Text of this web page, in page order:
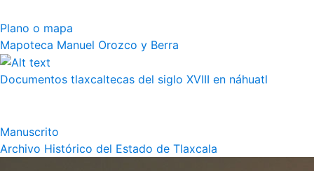
Plano o mapa
Mapoteca Manuel Orozco y Berra
Documentos tlaxcaltecas del siglo XVIII en náhuatl
Manuscrito
Archivo Histórico del Estado de Tlaxcala